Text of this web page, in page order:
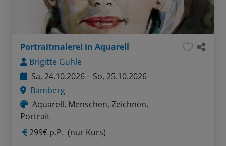
Portraitmalerei in Aquarell
Brigitte Guhle
Sa, 24.10.2026 – So, 25.10.2026
Bamberg
Aquarell, Menschen, Zeichnen,
Portrait
299€ p.P. (nur Kurs)